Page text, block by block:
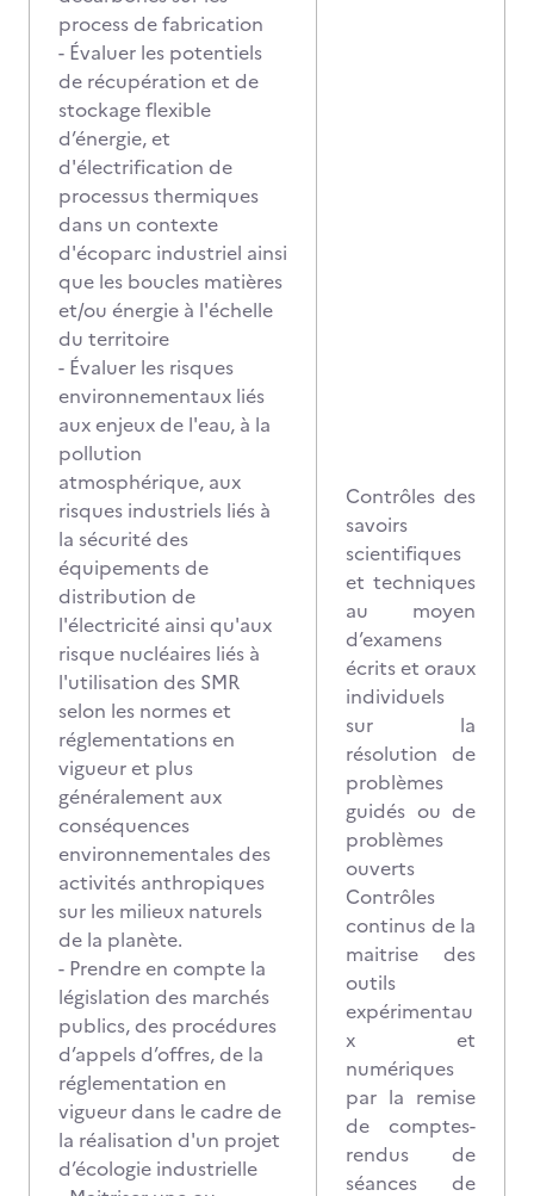
process de fabrication
- Évaluer les potentiels
de récupération et de
stockage flexible
d’énergie, et
d'électrification de
processus thermiques
dans un contexte
d'écoparc industriel ainsi
que les boucles matières
et/ou énergie à l'échelle
du territoire
- Évaluer les risques
environnementaux liés
aux enjeux de l'eau, à la
pollution
atmosphérique, aux
risques industriels liés à
la sécurité des
équipements de
distribution de
l'électricité ainsi qu'aux
risque nucléaires liés à
l'utilisation des SMR
selon les normes et
réglementations en
vigueur et plus
généralement aux
conséquences
environnementales des
activités anthropiques
sur les milieux naturels
de la planète.
- Prendre en compte la
législation des marchés
publics, des procédures
d’appels d’offres, de la
réglementation en
vigueur dans le cadre de
la réalisation d'un projet
d’écologie industrielle
Contrôles des
savoirs
scientifiques
et techniques
au moyen
d’examens
écrits et oraux
individuels
sur la
résolution de
problèmes
guidés ou de
problèmes
ouverts
Contrôles
continus de la
maitrise des
outils
expérimentau
x et
numériques
par la remise
de comptes-
rendus de
séances de